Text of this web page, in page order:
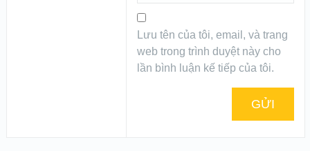
Lưu tên của tôi, email, và trang
web trong trình duyệt này cho
lần bình luận kế tiếp của tôi.